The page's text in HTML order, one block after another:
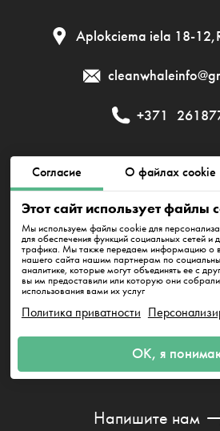
Согласие О файлах cookie
Этот сайт использует файлы
Мы используем файлы cookie для
для обеспечения функций социальных сетей и
трафика. Мы также передаем информацию о
нашего сайта нашим партнерам по
аналитике, которые могут объединять ее с
вы им предоставили или которую они собрали
использования вами их услуг
Политика приватности
ОК, я
Aplokciema iela 18-
+371
Публичный договор
Политика использования
SIA IT klīnings. MUN
Juridiskā adrese: Aplokciema iela 18-
pieņemšanas laiks- visu diennakti. Biroja
Напишите нам